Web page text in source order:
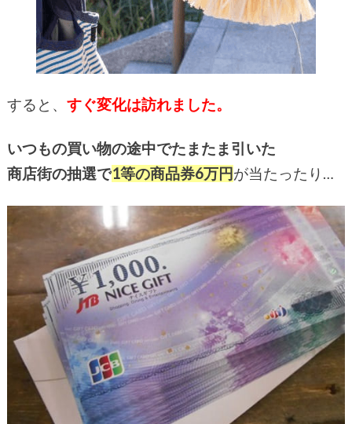
すると、 すぐ変化は訪れました。
いつもの買い物の途中でたまたま引いた
商店街の抽選で1等の商品券6万円が当たったり…